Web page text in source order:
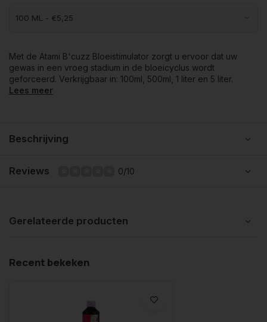
Met de Atami B'cuzz Bloeistimulator zorgt u ervoor dat uw
gewas in een vroeg stadium in de bloeicyclus wordt
geforceerd. Verkrijgbaar in: 100ml, 500ml, 1 liter en 5 liter.
Lees meer
Beschrijving
Reviews 0/10
Gerelateerde producten
Recent bekeken